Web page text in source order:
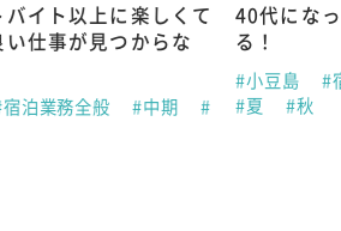
バイト以上に楽しくて
い仕事が見つからな
泊業務全般 #中期
#
40代にな
る！
#小豆島
#
#夏
#秋